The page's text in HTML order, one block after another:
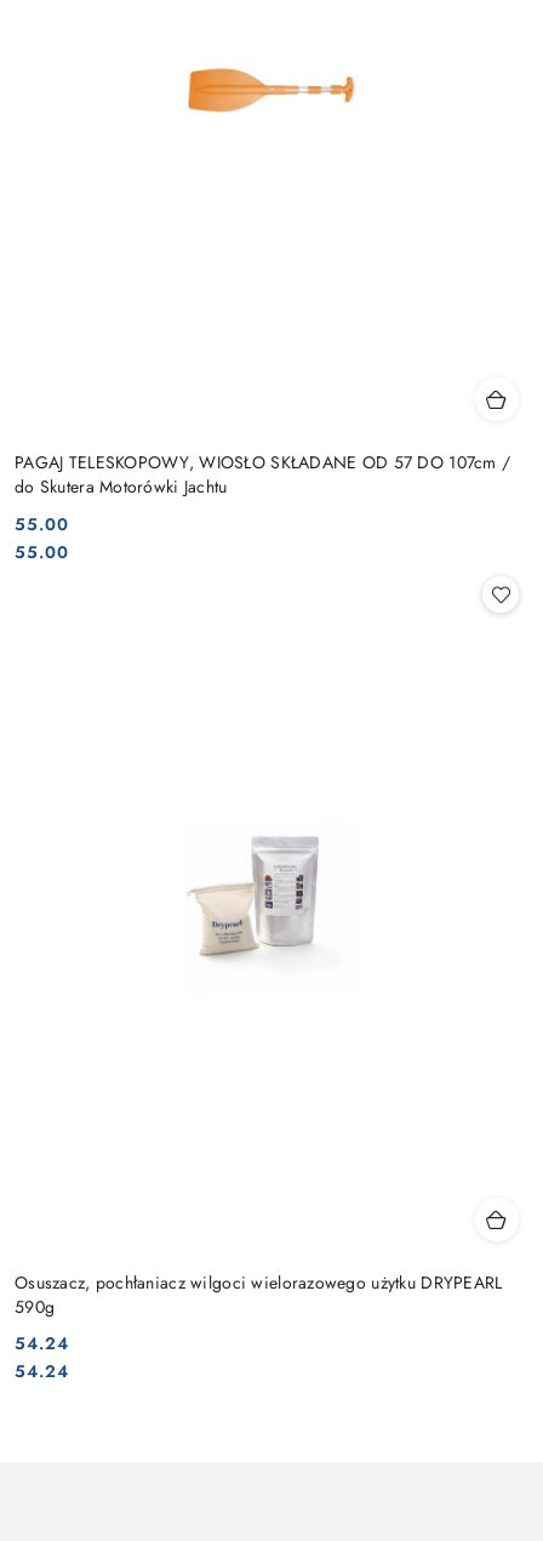
PAGAJ TELESKOPOWY, WIOSŁO SKŁADANE OD 57 DO 107cm /
do Skutera Motorówki Jachtu
Cena:
55.00
Cena:
55.00
Osuszacz, pochłaniacz wilgoci wielorazowego użytku DRYPEARL
590g
Cena:
54.24
Cena:
54.24